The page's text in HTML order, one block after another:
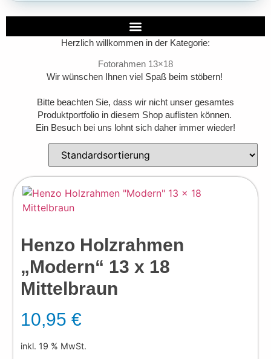
Herzlich willkommen in der Kategorie:
Fotorahmen 13×18
Wir wünschen Ihnen viel Spaß beim stöbern!
Bitte beachten Sie, dass wir nicht unser gesamtes
Produktportfolio in diesem Shop auflisten können.
Ein Besuch bei uns lohnt sich daher immer wieder!
Henzo Holzrahmen
„Modern“ 13 x 18
Mittelbraun
10,95€
inkl. 19 % MwSt.